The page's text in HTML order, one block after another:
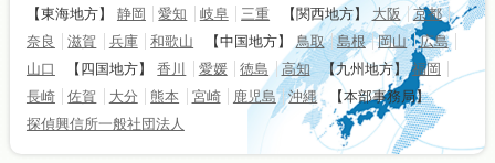
【東海地方】
静岡 愛知 岐阜 三重 【関西地方】 大阪
京都
奈良
滋賀 兵庫 和歌山 【中国地方】 鳥取 島根 岡山
広島
山口
【四国地方】 香川 愛媛 徳島 高知 【九州地方】 福岡
長崎
佐賀 大分 熊本 宮崎 鹿児島 沖縄
【本部事務局】
探偵興信所一般社団法人